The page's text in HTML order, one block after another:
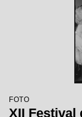
FOTO
XII Festival